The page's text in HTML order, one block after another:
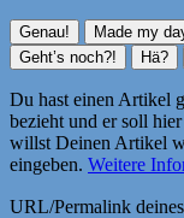
Du hast einen Artikel
bezieht und er soll
willst Deinen Artikel
eingeben. Weitere
URL/Permalink